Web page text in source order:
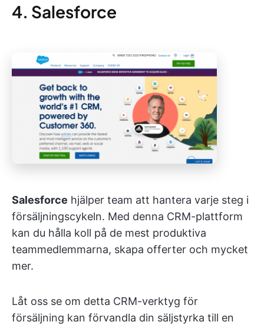
4. Salesforce
Salesforce hjälper team att hantera varje steg i
försäljningscykeln. Med denna CRM-plattform
kan du hålla koll på de mest produktiva
teammedlemmarna, skapa offerter och mycket
mer.
Låt oss se om detta CRM-verktyg för
försäljning kan förvandla din säljstyrka till en